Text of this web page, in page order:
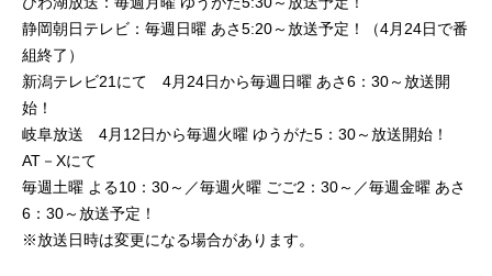
静岡朝日テレビ：毎週日曜 あさ5:20～放送予定！（4月24日で番
組終了）
新潟テレビ21にて 4月24日から毎週日曜 あさ6：30～放送開
始！
岐阜放送 4月12日から毎週火曜 ゆうがた5：30～放送開始！
AT－Xにて
毎週土曜 よる10：30～／毎週火曜 ごご2：30～／毎週金曜 あさ
6：30～放送予定！
※放送日時は変更になる場合があります。